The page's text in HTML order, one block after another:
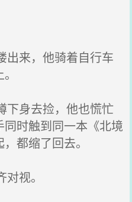
来，他骑着自行车
身去捡，他也慌忙
时触到同一本《北境
都缩了回去。
视。